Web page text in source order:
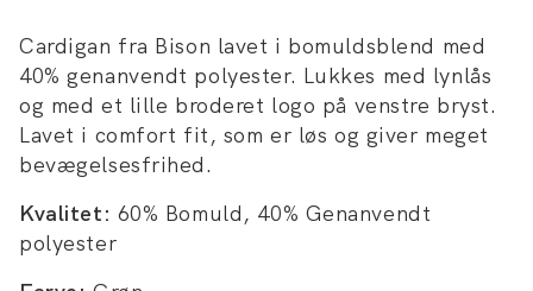
Cardigan fra Bison lavet i bomuldsblend med
40% genanvendt polyester. Lukkes med lynlås
og med et lille broderet logo på venstre bryst.
Lavet i comfort fit, som er løs og giver meget
bevægelsesfrihed.
Kvalitet: 60% Bomuld, 40% Genanvendt
polyester